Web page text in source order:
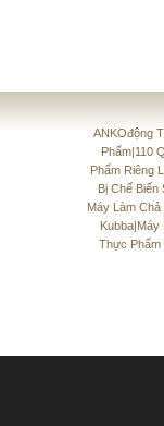
ANKOđộng
Phẩm|110
Phẩm Riêng
Bị Chế Biến
Máy Làm
Kubba|Máy
Thực Phẩm